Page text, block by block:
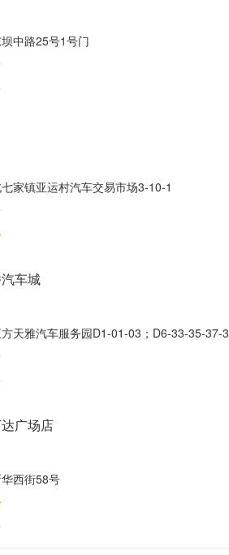
中路25号1号门
家镇亚运村汽车交易市场3-10-1
车城
D1-01-03；D6-33-35-37-39-41-43-45-47-49-51；D7-42-46-48-50-52-56-58-60-62-66
广场店
西街58号